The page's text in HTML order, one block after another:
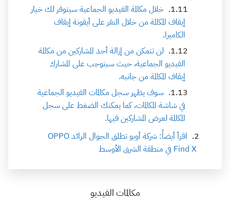
خلال مكالمة الفيديو الجماعية سيتوفر لك خيار
إيقاف المكالمة من خلال النقر على أيقونة إيقاف
الكاميرا.
لن تتمكن من إزالة أحد المشاركين من مكالمة
الفيديو الجماعية، حيث سيتوجب على المشارك
إيقاف المكالمة من جانبه.
سوف يظهر سجل مكالمات الفيديو الجماعية
في شاشة المكالمات، كما يمكنك الضغط على سجل
المكالمة لعرض المشاركين فيها.
اقرأ أيضاً: شركة أوبو تطلق الجوال الرائد OPPO
Find X في منطقة الشرق الأوسط
مكالمات الفيديو